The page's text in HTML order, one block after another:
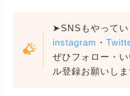
➤SNSもやってい
instagram ・
ぜひフォロー・
ル登録お願いしま